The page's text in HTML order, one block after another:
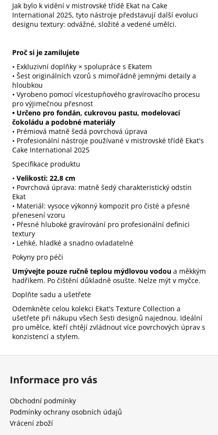
Jak bylo k vidění v mistrovské třídě Ekat na Cake
International 2025, tyto nástroje představují další evoluci
designu textury: odvážné, složité a vedené umělci.
Proč si je zamilujete
• Exkluzivní doplňky × spolupráce s Ekatem
• Šest originálních vzorů s mimořádně jemnými detaily a
hloubkou
• Vyrobeno pomocí vícestupňového gravírovacího procesu
pro výjimečnou přesnost
• Určeno pro fondán, cukrovou pastu, modelovací
čokoládu a podobné materiály
• Prémiová matně šedá povrchová úprava
• Profesionální nástroje používané v mistrovské třídě Ekat's
Cake International 2025
Specifikace produktu
• Velikosti: 22,8 cm
• Povrchová úprava: matně šedý charakteristický odstín
Ekat
• Materiál: vysoce výkonný kompozit pro čisté a přesné
přenesení vzoru
• Přesné hluboké gravírování pro profesionální definici
textury
• Lehké, hladké a snadno ovladatelné
Pokyny pro péči
Umývejte pouze ručně teplou mýdlovou vodou a měkkým
hadříkem. Po čištění důkladně osušte. Nelze mýt v myčce.
Doplňte sadu a ušetřete
Odemkněte celou kolekci Ekat's Texture Collection a
ušetřete při nákupu všech šesti designů najednou. Ideální
pro umělce, kteří chtějí zvládnout více povrchových úprav s
konzistencí a stylem.
Z
Informace pro vás
Obchodní podmínky
Podmínky ochrany osobních údajů
Vrácení zboží